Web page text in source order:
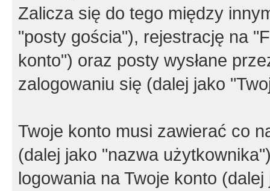
Zalicza się do tego między
"posty gościa"), rejestrację na
konto") oraz posty wysłane
zalogowaniu się (dalej jako
Twoje konto musi zawierać co
(dalej jako "nazwa
logowania na Twoje konto